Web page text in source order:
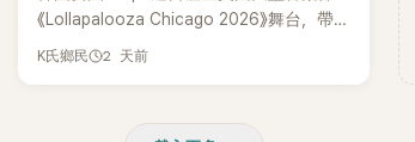
一句話說完，全場瞬間炸鍋，來賓又驚又
笑。 事實上，早在 2006 年，李智惠就為
了證明自己沒有「隆乳」，真的召開了一場泳
《Lollapalooza Chicago 2026》舞台，帶
來多首代表作與新歌演出，現場氣氛嗨
K氏鄉民 2 天前